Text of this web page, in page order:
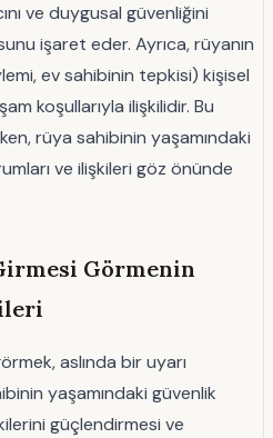
ve duygusal güvenliğini
işaret eder. Ayrıca, rüyanın
ev sahibinin tepkisi) kişisel
koşullarıyla ilişkilidir. Bu
rüya sahibinin yaşamındaki
ve ilişkileri göz önünde
Görmenin
aslında bir uyarı
yaşamındaki güvenlik
güçlendirmesi ve